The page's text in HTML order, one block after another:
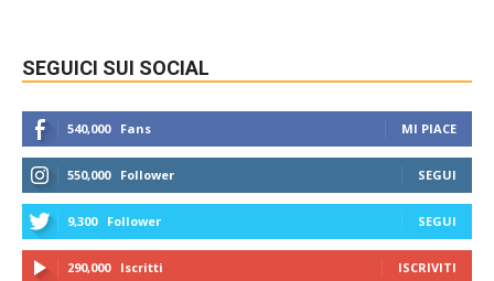
SEGUICI SUI SOCIAL
540,000 Fans MI PIACE
550,000 Follower SEGUI
9,300 Follower SEGUI
290,000 Iscritti ISCRIVITI